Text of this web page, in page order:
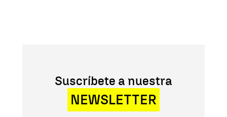
Suscríbete a nuestra
NEWSLETTER